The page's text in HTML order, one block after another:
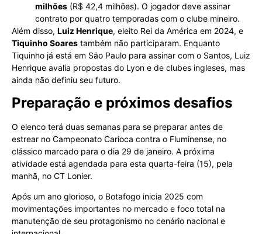
milhões (R$ 42,4 milhões). O jogador deve assinar
contrato por quatro temporadas com o clube mineiro.
Além disso, Luiz Henrique, eleito Rei da América em 2024, e
Tiquinho Soares também não participaram. Enquanto
Tiquinho já está em São Paulo para assinar com o Santos, Luiz
Henrique avalia propostas do Lyon e de clubes ingleses, mas
ainda não definiu seu futuro.
Preparação e próximos desafios
O elenco terá duas semanas para se preparar antes de
estrear no Campeonato Carioca contra o Fluminense, no
clássico marcado para o dia 29 de janeiro. A próxima
atividade está agendada para esta quarta-feira (15), pela
manhã, no CT Lonier.
Após um ano glorioso, o Botafogo inicia 2025 com
movimentações importantes no mercado e foco total na
manutenção de seu protagonismo no cenário nacional e